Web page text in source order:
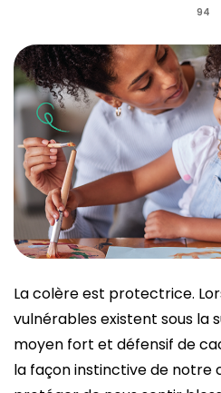
94
La colère est protectrice.
vulnérables existent sous la
moyen fort et défensif de
la façon instinctive de notre